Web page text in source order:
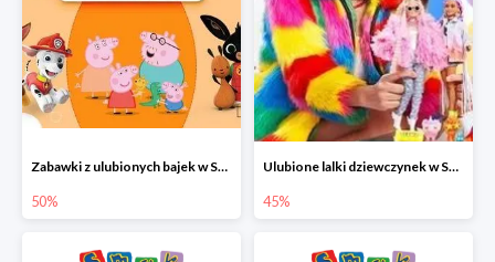
Zabawki z ulubionych bajek w Smyku do -50%
50%
Ulubione lalki dziewczynek w Smyku do -45%
45%